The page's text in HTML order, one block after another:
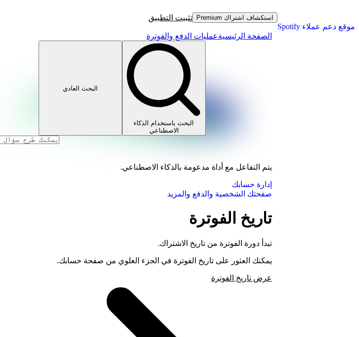
موقع دعم عملاء Spotify
استكشاف اشتراك Premium تثبيت التطبيق
الصفحة الرئيسيةعمليات الدفع والفوترة
البحث باستخدام الذكاء
الاصطناعي
البحث العادي
يتم التفاعل مع أداة مدعومة بالذكاء الاصطناعي.
إدارة حسابك
صفحتك الشخصية والدفع والمزيد
تاريخ الفوترة
تبدأ دورة الفوترة من تاريخ الاشتراك.
يمكنك العثور على تاريخ الفوترة في الجزء العلوي من صفحة حسابك.
عرض تاريخ الفوترة